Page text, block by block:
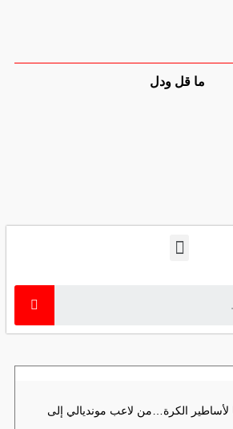
ما قل ودل
لأساطير الكرة…من لاعب مونديالي إلى